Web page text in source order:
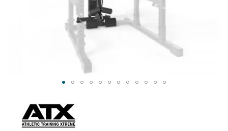
början
bildgalleriet